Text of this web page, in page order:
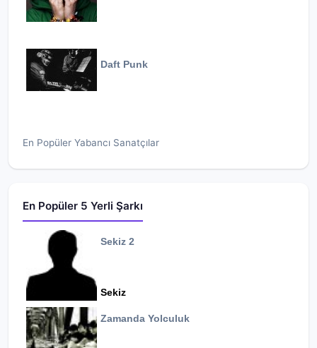
Daft Punk
En Popüler Yabancı Sanatçılar
En Popüler 5 Yerli Şarkı
Sekiz 2
Sekiz
Zamanda Yolculuk